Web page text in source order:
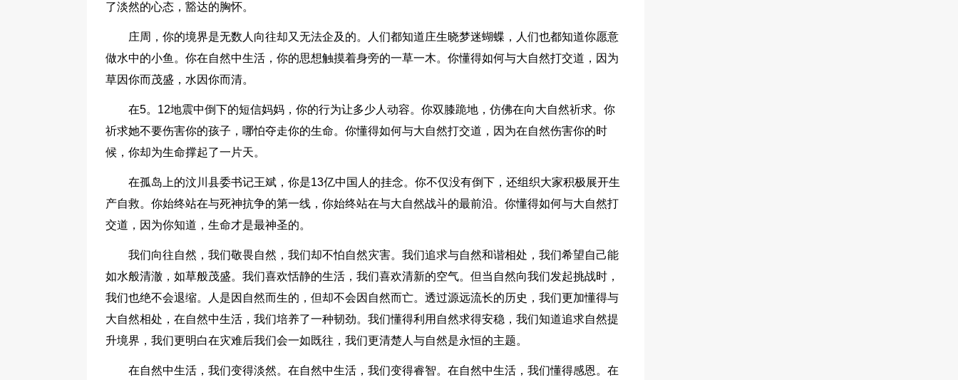
了淡然的心态，豁达的胸怀。
庄周，你的境界是无数人向往却又无法企及的。人们都知道庄生晓梦迷蝴蝶，人们也都知道你愿意
做水中的小鱼。你在自然中生活，你的思想触摸着身旁的一草一木。你懂得如何与大自然打交道，因为
草因你而茂盛，水因你而清。
在5。12地震中倒下的短信妈妈，你的行为让多少人动容。你双膝跪地，仿佛在向大自然祈求。你
祈求她不要伤害你的孩子，哪怕夺走你的生命。你懂得如何与大自然打交道，因为在自然伤害你的时
候，你却为生命撑起了一片天。
在孤岛上的汶川县委书记王斌，你是13亿中国人的挂念。你不仅没有倒下，还组织大家积极展开生
产自救。你始终站在与死神抗争的第一线，你始终站在与大自然战斗的最前沿。你懂得如何与大自然打
交道，因为你知道，生命才是最神圣的。
我们向往自然，我们敬畏自然，我们却不怕自然灾害。我们追求与自然和谐相处，我们希望自己能
如水般清澈，如草般茂盛。我们喜欢恬静的生活，我们喜欢清新的空气。但当自然向我们发起挑战时，
我们也绝不会退缩。人是因自然而生的，但却不会因自然而亡。透过源远流长的历史，我们更加懂得与
大自然相处，在自然中生活，我们培养了一种韧劲。我们懂得利用自然求得安稳，我们知道追求自然提
升境界，我们更明白在灾难后我们会一如既往，我们更清楚人与自然是永恒的主题。
在自然中生活，我们变得淡然。在自然中生活，我们变得睿智。在自然中生活，我们懂得感恩。在